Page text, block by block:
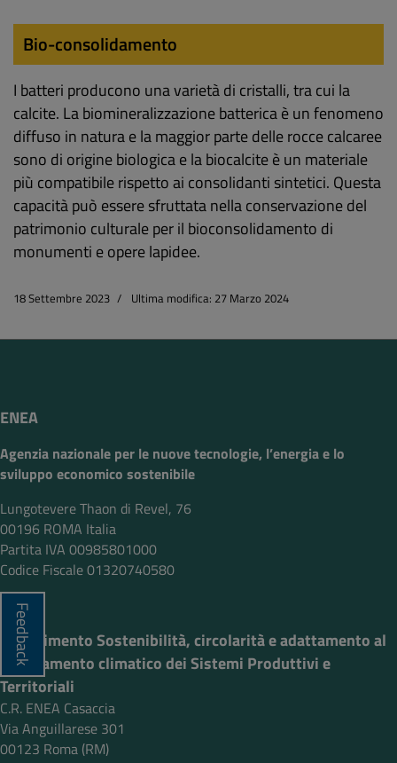
Bio-consolidamento
I batteri producono una varietà di cristalli, tra cui la
calcite. La biomineralizzazione batterica è un fenomeno
diffuso in natura e la maggior parte delle rocce calcaree
sono di origine biologica e la biocalcite è un materiale
più compatibile rispetto ai consolidanti sintetici. Questa
capacità può essere sfruttata nella conservazione del
patrimonio culturale per il bioconsolidamento di
monumenti e opere lapidee.
18 Settembre 2023 Ultima modifica: 27 Marzo 2024
ENEA
Agenzia nazionale per le nuove tecnologie, l’energia e lo
sviluppo economico sostenibile
Lungotevere Thaon di Revel, 76
00196 ROMA Italia
Partita IVA 00985801000
Codice Fiscale 01320740580
enea.it
Dipartimento Sostenibilità, circolarità e adattamento al
cambiamento climatico dei Sistemi Produttivi e
Territoriali
C.R. ENEA Casaccia
Via Anguillarese 301
00123 Roma (RM)
Feedback